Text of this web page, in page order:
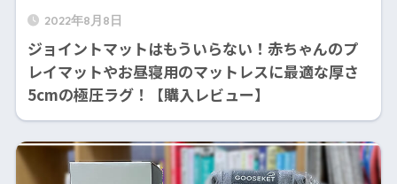
2022年8月8日
ジョイントマットはもういらない！赤ちゃんのプ
レイマットやお昼寝用のマットレスに最適な厚さ
5cmの極圧ラグ！【購入レビュー】